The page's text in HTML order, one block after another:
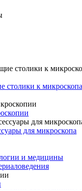
столики к
для микроскопа
и медицины